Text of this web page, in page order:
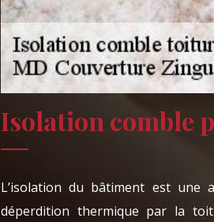
Isolation comble
L’isolation du bâtiment est une
déperdition thermique par la